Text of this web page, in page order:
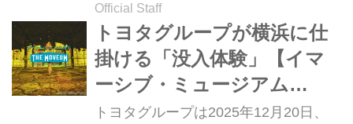
Official Staff
トヨタグループが横浜に仕
掛ける「没入体験」【イマ
ーシブ・ミュージアム
「THE MOVEUM
トヨタグループは2025年12月20日、